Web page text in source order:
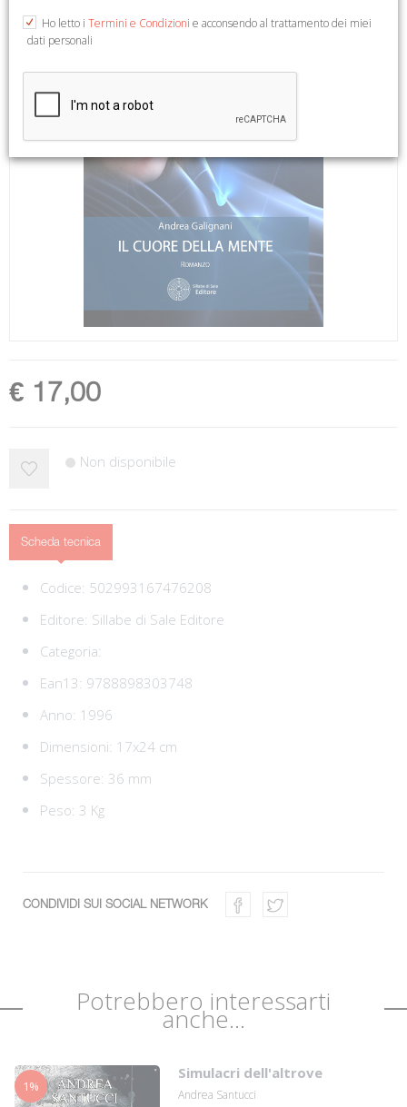
€ 17,00
Non disponibile
Scheda tecnica
Codice: 502993167476208
Editore: Sillabe di Sale Editore
Categoria:
Ean13: 9788898303748
Anno: 1996
Dimensioni: 17x24 cm
Spessore: 36 mm
Peso: 3 Kg
CONDIVIDI SUI SOCIAL NETWORK
Potrebbero interessarti
anche...
1%
Simulacri dell'altrove
Andrea Santucci
Ho letto i Termini e Condizioni e acconsendo al trattamento dei miei
dati personali